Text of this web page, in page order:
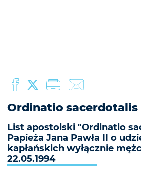
Ordinatio sacerdotalis
List apostolski "Ordinatio
Papieża Jana Pawła II o
kapłańskich wyłącznie
22.05.1994